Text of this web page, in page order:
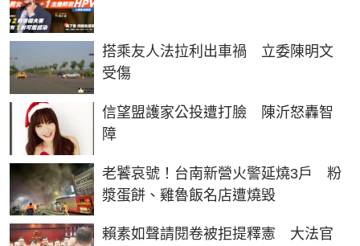
搭乘友人法拉利出車禍 立委陳明文
受傷
信望盟護家公投遭打臉 陳沂怒轟智
障
老饕哀號！台南新營火警延燒3戶 粉
漿蛋餅、雞魯飯名店遭燒毀
賴素如聲請閱卷被拒提釋憲 大法官